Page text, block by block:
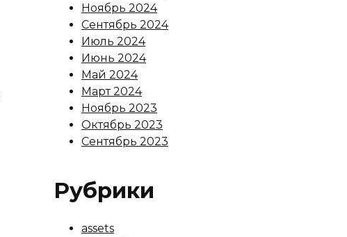
Ноябрь 2024
Сентябрь 2024
Июль 2024
Июнь 2024
Май 2024
Март 2024
Ноябрь 2023
Октябрь 2023
Сентябрь 2023
Рубрики
assets